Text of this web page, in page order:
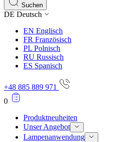
Suchen
DE Deutsch
EN Englisch
FR Französisch
PL Polnisch
RU Russisch
ES Spanisch
+48 885 889 971
0
Produktneuheiten
Unser Angebot
Lampenanwendung